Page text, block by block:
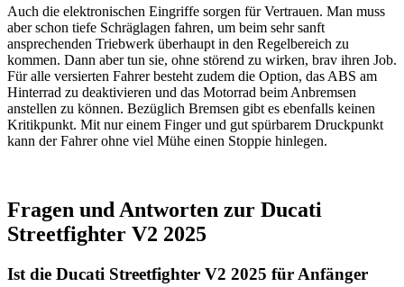
Auch die elektronischen Eingriffe sorgen für Vertrauen. Man muss
aber schon tiefe Schräglagen fahren, um beim sehr sanft
ansprechenden Triebwerk überhaupt in den Regelbereich zu
kommen. Dann aber tun sie, ohne störend zu wirken, brav ihren Job.
Für alle versierten Fahrer besteht zudem die Option, das ABS am
Hinterrad zu deaktivieren und das Motorrad beim Anbremsen
anstellen zu können. Bezüglich Bremsen gibt es ebenfalls keinen
Kritikpunkt. Mit nur einem Finger und gut spürbarem Druckpunkt
kann der Fahrer ohne viel Mühe einen Stoppie hinlegen.
Fragen und Antworten zur Ducati
Streetfighter V2 2025
Ist die Ducati Streetfighter V2 2025 für Anfänger